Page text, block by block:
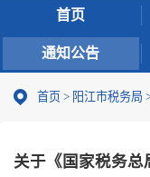
首页
通知公告
首页 > 阳江市税务局
关于《国家税务